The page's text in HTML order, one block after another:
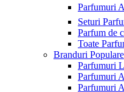
Parfumuri
Seturi
Parfum de
Toate
Branduri Populare
Parfumuri
Parfumuri
Parfumuri